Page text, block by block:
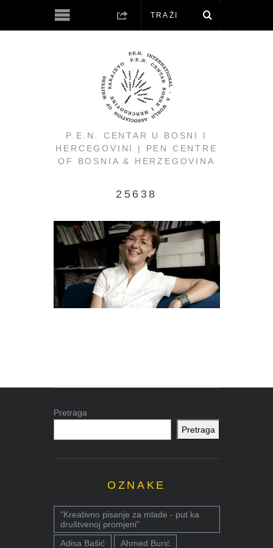
P.E.N. CENTAR U BOSNI I
HERCEGOVINI | PEN CENTRE
OF BOSNIA & HERZEGOVINA
25638
Pretraga
Pretraga
OZNAKE
"Kreativno pisanje za mlade - put ka
društvenoj promjeni"
Adisa Bašić
Ahmed Burić